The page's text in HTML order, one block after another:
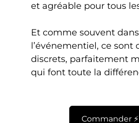
et agréable pour tous
Et comme souvent dans
l’événementiel, ce sont
discrets, parfaitement
qui font toute la
Commander ⚡️